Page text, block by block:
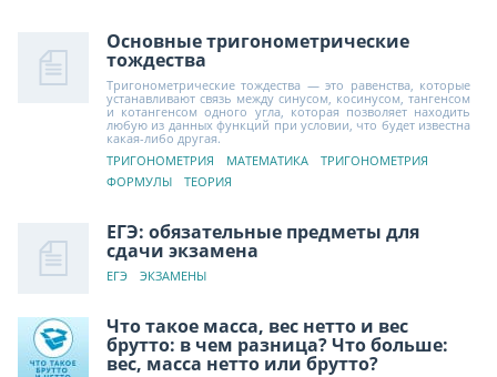
Основные тригонометрические
тождества
Тригонометрические тождества — это равенства, которые
устанавливают связь между синусом, косинусом, тангенсом
и котангенсом одного угла, которая позволяет находить
любую из данных функций при условии, что будет известна
какая-либо другая.
ТРИГОНОМЕТРИЯ
МАТЕМАТИКА
ТРИГОНОМЕТРИЯ
ФОРМУЛЫ
ТЕОРИЯ
ЕГЭ: обязательные предметы для
сдачи экзамена
ЕГЭ ЭКЗАМЕНЫ
Что такое масса, вес нетто и вес
брутто: в чем разница? Что больше:
вес, масса нетто или брутто?